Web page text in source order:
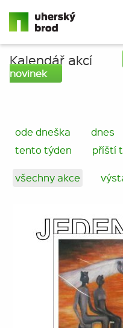
Kalendář akcí
novinek
ode dneška dnes
tento týden
příští
všechny akce